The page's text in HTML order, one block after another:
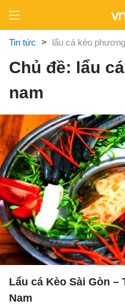
content
Tin tức > lẩu cá kèo
Chủ đề: lẩu
nam
Lẩu cá Kèo Sài Gòn
Nam